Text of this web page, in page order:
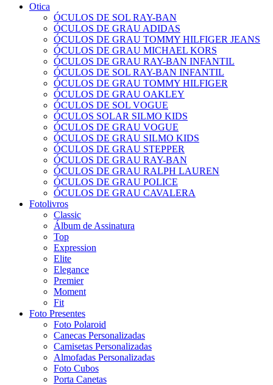
Otica
ÓCULOS DE SOL RAY-BAN
ÓCULOS DE GRAU ADIDAS
ÓCULOS DE GRAU TOMMY HILFIGER JEANS
ÓCULOS DE GRAU MICHAEL KORS
ÓCULOS DE GRAU RAY-BAN INFANTIL
ÓCULOS DE SOL RAY-BAN INFANTIL
ÓCULOS DE GRAU TOMMY HILFIGER
ÓCULOS DE GRAU OAKLEY
ÓCULOS DE SOL VOGUE
ÓCULOS SOLAR SILMO KIDS
ÓCULOS DE GRAU VOGUE
ÓCULOS DE GRAU SILMO KIDS
ÓCULOS DE GRAU STEPPER
ÓCULOS DE GRAU RAY-BAN
ÓCULOS DE GRAU RALPH LAUREN
ÓCULOS DE GRAU POLICE
ÓCULOS DE GRAU CAVALERA
Fotolivros
Classic
Álbum de Assinatura
Top
Expression
Elite
Elegance
Premier
Moment
Fit
Foto Presentes
Foto Polaroid
Canecas Personalizadas
Camisetas Personalizadas
Almofadas Personalizadas
Foto Cubos
Porta Canetas